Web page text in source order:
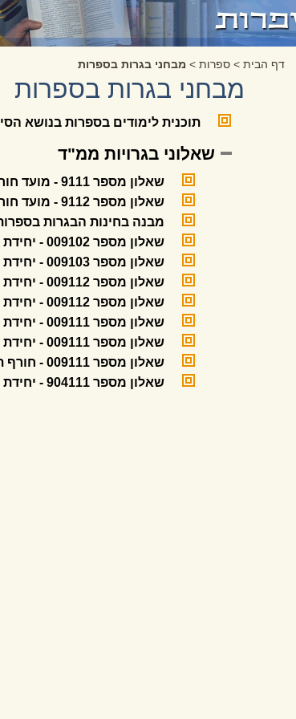
דף הבית > ספרות > מבחני בגרות בספרות
מבחני בגרות בספרות
תוכנית לימודים בספרות בנושא
שאלוני בגרויות ממ"ד
שאלון מספר 9111 - מועד חורף תשס"ה
שאלון מספר 9112 - מועד חורף תשס"ה
מבנה בחינות הבגרות
שאלון מספר 009102 - יחידת לימוד בסיסית - לעולים חדשים, חורף תשס"ג
שאלון מספר 009103 - יחידת לימוד משלימה לשתי יחידות לימוד - לעולים חדשים, חורף תשס"ג
שאלון מספר 009112 - יחידת לימוד משלימה לשתי יחידות לימוד, חורף תשס"ג
שאלון מספר 009112 - יחידת לימוד משלימה לשתי יחידות לימוד, קיץ תשס"ב
שאלון מספר 009111 - יחידת לימוד בסיסית, חורף תשס"ג
שאלון מספר 009111 - יחידת לימוד בסיסית, קיץ תשס"ב
שאלון מספר 009111 - חורף תשס"ב
שאלון מספר 904111 - יחידת לימוד אחת, קיץ תשס"ב